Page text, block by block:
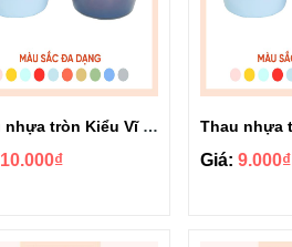
Thau nhựa tròn Kiểu Vĩ Hưng 2T6 3407
10.000₫ Giá:9.000₫